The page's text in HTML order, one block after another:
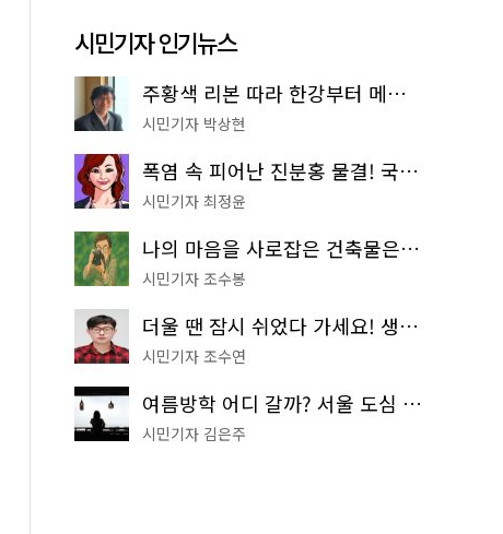
시민기자 인기뉴스
주황색 리본 따라 한강부터 메타세쿼이아 숲길까지…서울둘레길 15코스
시민기자 박상현
폭염 속 피어난 진분홍 물결! 국립중앙박물관 배롱나무 명소
시민기자 최정윤
나의 마음을 사로잡은 건축물은? '서울시 건축상' 수상작 공개!
시민기자 조수봉
더울 땐 잠시 쉬었다 가세요! 생수 냉장고부터 해피소·무더위쉼터까지
시민기자 조수연
여름방학 어디 갈까? 서울 도심 무료 실내 여행 코스 추천
시민기자 김은주